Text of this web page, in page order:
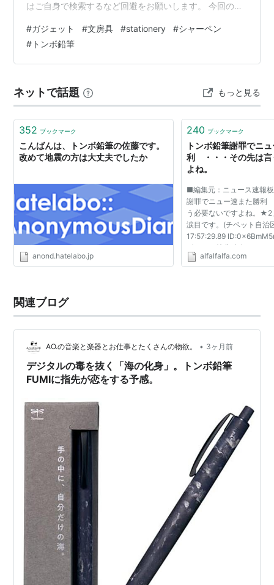
はご自身で検索するなど回避をお願いします。 今回の紹
ン。 Air Press 0.7mmになります。
https://amzn.to/4vciH5o item.rakuten.co.jp こちらがエ
アプレス！ まず特徴的なのが名前になっている。 エアプ
出して、濡れた紙でも上向でも立てた…
#ガジェット #文房具 #stationery #シャーペン
# トンボ鉛筆
ネットで話題 もっと見る
352 ブックマーク
こんばんは、トンボ鉛筆の佐藤です。
改めて地震の方は大丈夫でしたか
anond.hatelabo.jp
240 ブックマーク
トンボ鉛筆謝罪でニ
利 ・・・その先は言
よね。
■編集元：ニュース速報
謝罪でニュー速また勝利
う必要ないですよね。★2
涙目です。(チベット自
17:57:29.89
ポイント特典 名無しさ
ット自治区) :2011/03/
alfalfalfa.com
関連ブログ
AO.の音楽と楽器とお仕事とたくさんの物欲。 • 3ヶ月前
デジタルの毒を抜く「海の化身」。トンボ鉛筆
FUMIに指先が恋をする予感。